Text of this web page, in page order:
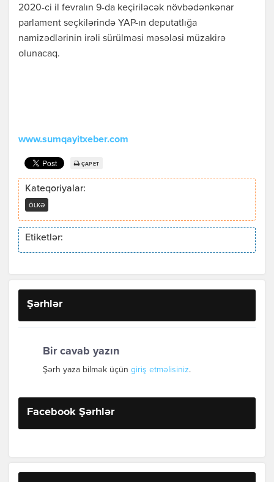
2020-ci il fevralın 9-da keçiriləcək növbədənkənar
parlament seçkilərində YAP-ın deputatlığa
namizədlərinin irəli sürülməsi məsələsi müzakirə
olunacaq.
www.sumqayitxeber.com
ÇAP ET
Kateqoriyalar:
ÖLKƏ
Etiketlər:
Şərhlər
Bir cavab yazın
Şərh yaza bilmək üçün giriş etməlisiniz.
Facebook Şərhlər